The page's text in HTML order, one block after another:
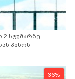
2 სტუმარზე
პინოს
36%